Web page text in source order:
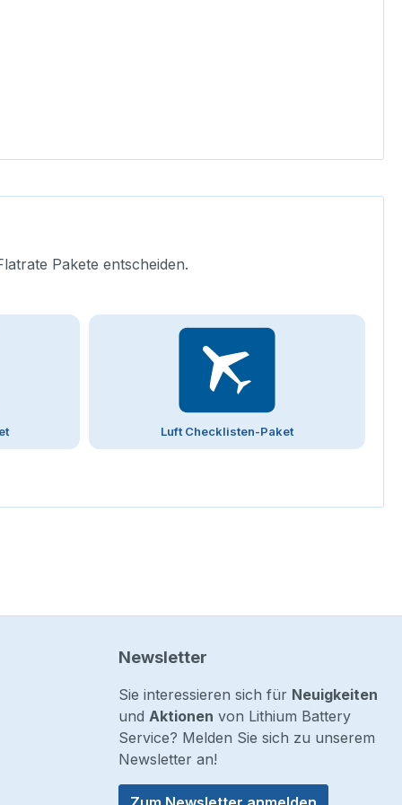
Pakete entscheiden.
Luft Checklisten-Paket
Newsletter
Sie interessieren sich für Neuigkeiten
und Aktionen von Lithium Battery
Service? Melden Sie sich zu unserem
Newsletter an!